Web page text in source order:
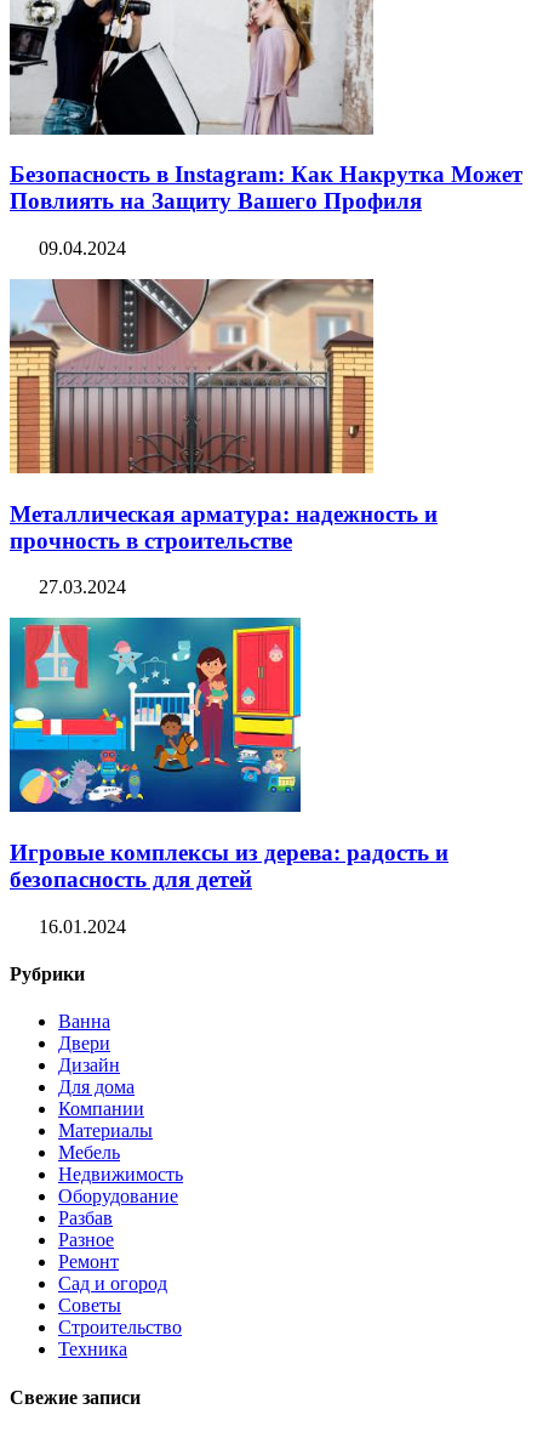
Безопасность в Instagram: Как Накрутка Может
Повлиять на Защиту Вашего Профиля
09.04.2024
Металлическая арматура: надежность и
прочность в строительстве
27.03.2024
Игровые комплексы из дерева: радость и
безопасность для детей
16.01.2024
Рубрики
Ванна
Двери
Дизайн
Для дома
Компании
Материалы
Мебель
Недвижимость
Оборудование
Разбав
Разное
Ремонт
Сад и огород
Советы
Строительство
Техника
Свежие записи